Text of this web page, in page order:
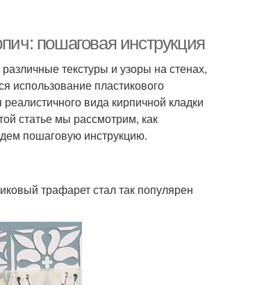
пошаговая инструкция
текстуры и узоры на стенах,
использование пластикового
вида кирпичной кладки
статье мы рассмотрим, как
пошаговую инструкцию.
трафарет стал так популярен